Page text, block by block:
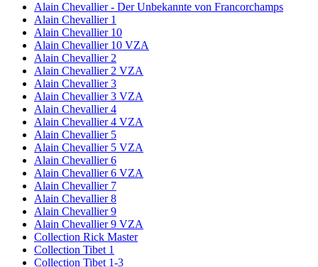
Alain Chevallier - Der Unbekannte von Francorchamps
Alain Chevallier 1
Alain Chevallier 10
Alain Chevallier 10 VZA
Alain Chevallier 2
Alain Chevallier 2 VZA
Alain Chevallier 3
Alain Chevallier 3 VZA
Alain Chevallier 4
Alain Chevallier 4 VZA
Alain Chevallier 5
Alain Chevallier 5 VZA
Alain Chevallier 6
Alain Chevallier 6 VZA
Alain Chevallier 7
Alain Chevallier 8
Alain Chevallier 9
Alain Chevallier 9 VZA
Collection Rick Master
Collection Tibet 1
Collection Tibet 1-3